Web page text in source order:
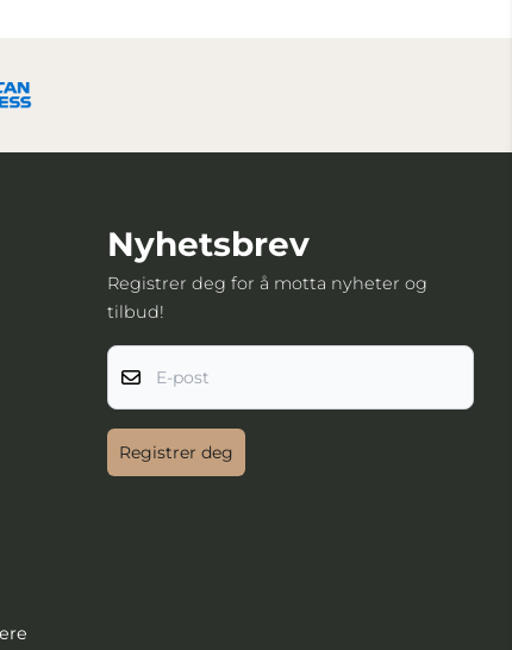
Nyhetsbrev
Registrer deg for å motta nyheter og
tilbud!
E-post
Registrer deg